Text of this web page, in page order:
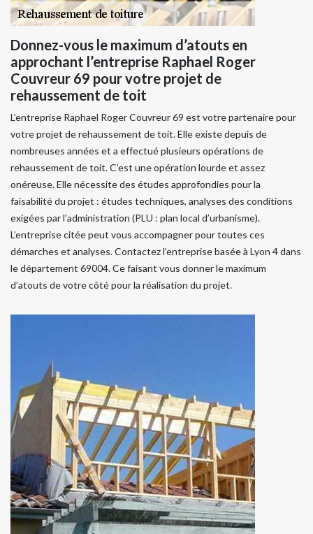
Donnez-vous le maximum d’atouts en
approchant l’entreprise Raphael Roger
Couvreur 69 pour votre projet de
rehaussement de toit
L’entreprise Raphael Roger Couvreur 69 est votre partenaire pour
votre projet de rehaussement de toit. Elle existe depuis de
nombreuses années et a effectué plusieurs opérations de
rehaussement de toit. C’est une opération lourde et assez
onéreuse. Elle nécessite des études approfondies pour la
faisabilité du projet : études techniques, analyses des conditions
exigées par l’administration (PLU : plan local d’urbanisme).
L’entreprise citée peut vous accompagner pour toutes ces
démarches et analyses. Contactez l’entreprise basée à Lyon 4 dans
le département 69004. Ce faisant vous donner le maximum
d’atouts de votre côté pour la réalisation du projet.